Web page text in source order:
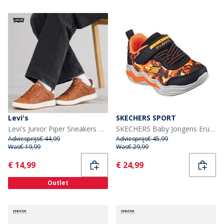
Levi's
Levi's Junior Piper Sneakers Cognac 0241
Adviesprijs€ 44,99
Was€ 19,99
Current
€ 14,99
Outlet
SKECHERS SPORT
SKECHERS Baby Jongens Erupters IV verlichte Gore & Strap sneakers zwart oranje
Adviesprijs€ 45,99
Was€ 29,99
Current
€ 24,99